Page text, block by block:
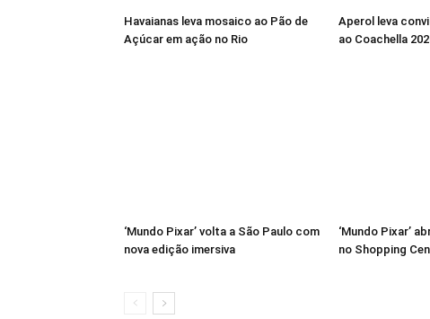
Havaianas leva mosaico ao Pão de
Açúcar em ação no Rio
Aperol leva
ao Coachella
‘Mundo Pixar’ volta a São Paulo com
nova edição imersiva
‘Mundo Pixar’
no Shopping